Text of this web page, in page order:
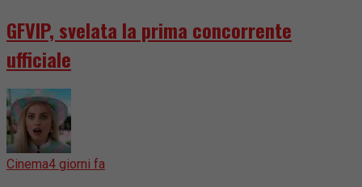
GFVIP, svelata la prima concorrente
ufficiale
Cinema4 giorni fa